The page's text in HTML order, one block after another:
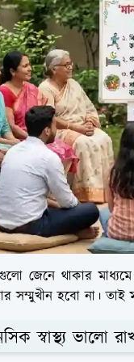
জেনে থাকার মাধ্যমে
হবো না। তাই
স্বাস্থ্য ভালো